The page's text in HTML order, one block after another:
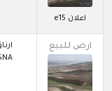
اعلان e15
ارض للبيع